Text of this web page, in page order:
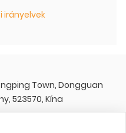
Town, Dongguan
523570, Kína